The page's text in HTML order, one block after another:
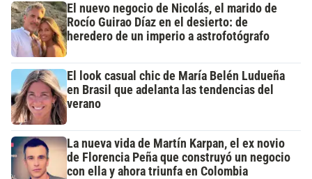
El nuevo negocio de Nicolás, el marido de
Rocío Guirao Díaz en el desierto: de
heredero de un imperio a astrofotógrafo
El look casual chic de María Belén Ludueña
en Brasil que adelanta las tendencias del
verano
La nueva vida de Martín Karpan, el ex novio
de Florencia Peña que construyó un negocio
con ella y ahora triunfa en Colombia